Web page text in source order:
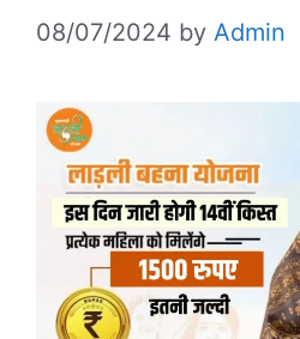
08/07/2024 by Admin